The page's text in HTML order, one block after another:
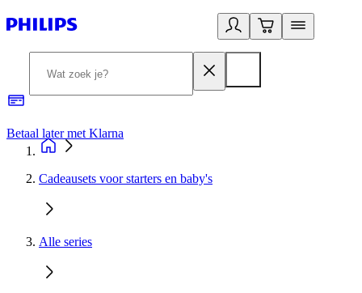
Betaal later met Klarna
Cadeausets voor starters en baby's
Alle series